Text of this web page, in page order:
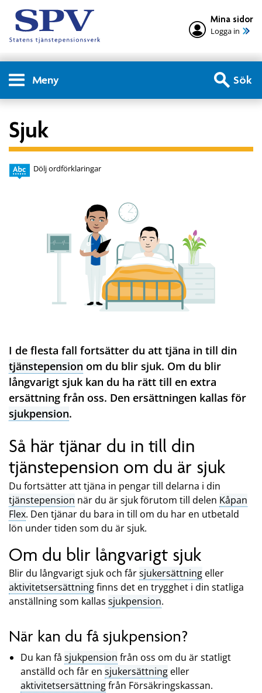
Mina sidor
Logga in
Meny Sök
Sjuk
Dölj ordförklaringar
I de flesta fall fortsätter du att tjäna in till din
tjänstepension om du blir sjuk. Om du blir
långvarigt sjuk kan du ha rätt till en extra
ersättning från oss. Den ersättningen kallas för
sjukpension.
Så här tjänar du in till din
tjänstepension om du är sjuk
Du fortsätter att tjäna in pengar till delarna i din
tjänstepension när du är sjuk förutom till delen Kåpan
Flex. Den tjänar du bara in till om du har en utbetald
lön under tiden som du är sjuk.
Om du blir långvarigt sjuk
Blir du långvarigt sjuk och fårsjukersättning eller
aktivitetsersättningfinns det en trygghet i din statliga
anställning som kallas sjukpension.
När kan du få sjukpension?
Du kan få sjukpension från oss om du är statligt
anställd och får en sjukersättning eller
aktivitetsersättningfrån Försäkringskassan.